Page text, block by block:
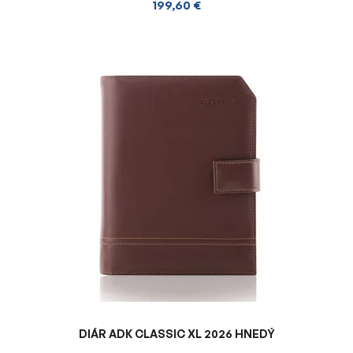
199,60 €
DIÁR ADK CLASSIC XL 2026 HNEDÝ